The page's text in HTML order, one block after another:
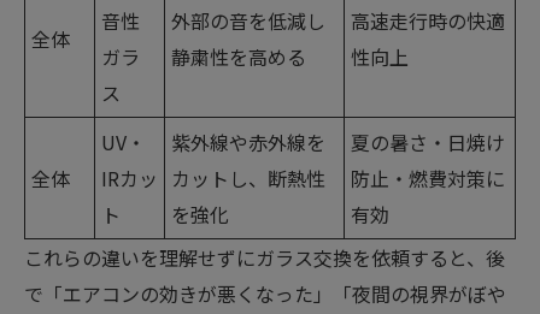
全体
音性
ガラ
ス
外部の音を低減し
静粛性を高める
高速走行時の快適
性向上
全体
UV・
IRカッ
ト
紫外線や赤外線を
カットし、断熱性
を強化
夏の暑さ・日焼け
防止・燃費対策に
有効
これらの違いを理解せずにガラス交換を依頼すると、後
で「エアコンの効きが悪くなった」「夜間の視界がぼや